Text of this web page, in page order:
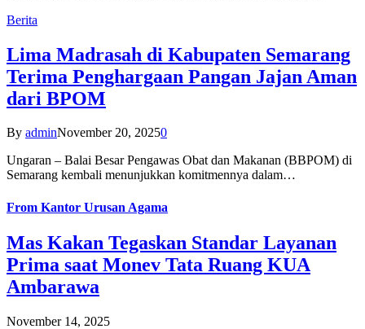
Berita
Lima Madrasah di Kabupaten Semarang
Terima Penghargaan Pangan Jajan Aman
dari BPOM
By adminNovember 20, 20250
Ungaran – Balai Besar Pengawas Obat dan Makanan (BBPOM) di
Semarang kembali menunjukkan komitmennya dalam…
From Kantor Urusan Agama
Mas Kakan Tegaskan Standar Layanan
Prima saat Monev Tata Ruang KUA
Ambarawa
November 14, 2025